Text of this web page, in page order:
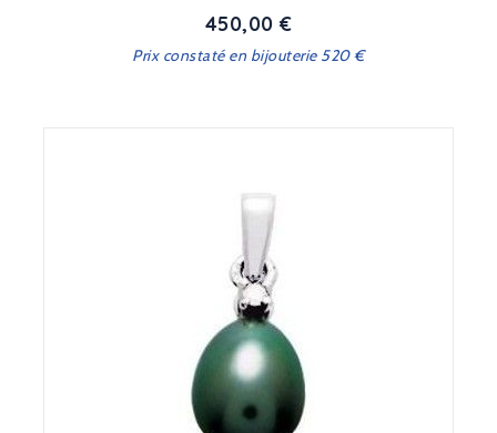
Prix
450,00 €
Prix constaté en bijouterie 520 €